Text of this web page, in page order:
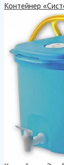
Контейнер